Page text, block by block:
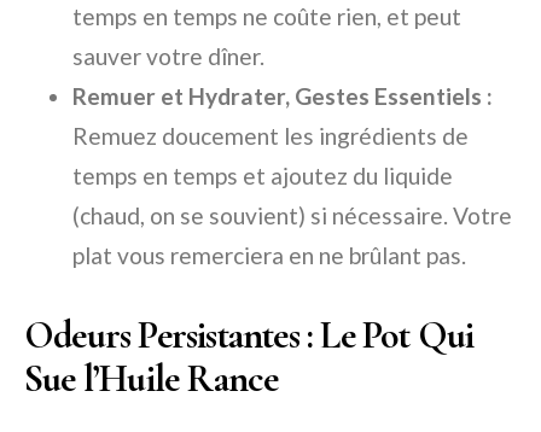
temps en temps ne coûte rien, et peut
sauver votre dîner.
Remuer et Hydrater, Gestes Essentiels :
Remuez doucement les ingrédients de
temps en temps et ajoutez du liquide
(chaud, on se souvient) si nécessaire. Votre
plat vous remerciera en ne brûlant pas.
Odeurs Persistantes : Le Pot Qui
Sue l’Huile Rance